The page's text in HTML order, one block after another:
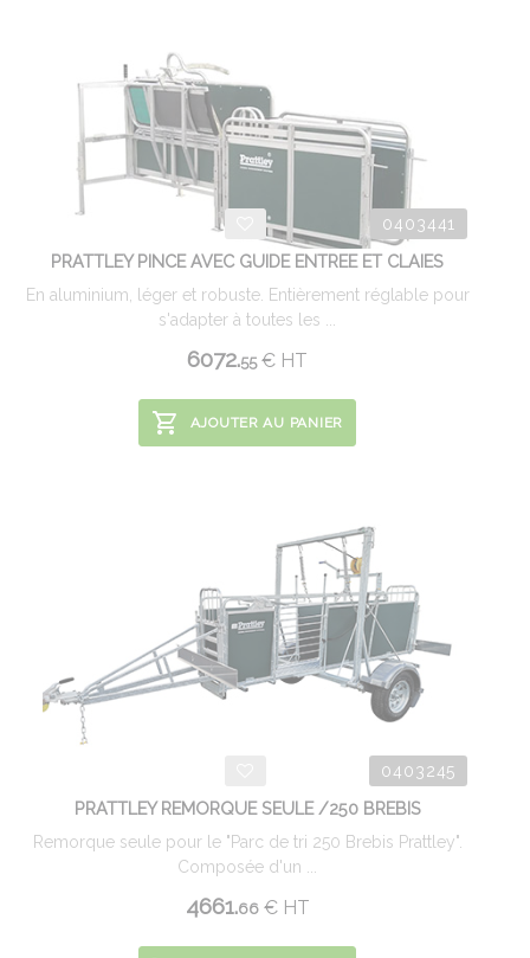
0403441
PRATTLEY PINCE AVEC GUIDE ENTREE ET CLAIES
En aluminium, léger et robuste. Entièrement réglable pour
s'adapter à toutes les ...
6072.55 € HT
AJOUTER AU PANIER
0403245
PRATTLEY REMORQUE SEULE /250 BREBIS
Remorque seule pour le "Parc de tri 250 Brebis Prattley".
Composée d'un ...
4661.66 €HT